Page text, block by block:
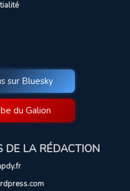
sur Bluesky
du Galion
DE LA RÉDACTION